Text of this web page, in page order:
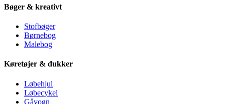
Bøger & kreativt
Stofbøger
Børnebog
Malebog
Køretøjer & dukker
Løbehjul
Løbecykel
Gåvogn